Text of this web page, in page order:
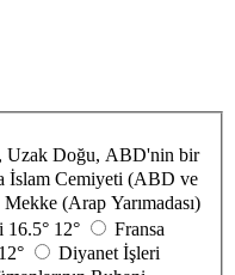
Uzak Doğu, ABD'nin bir
İslam Cemiyeti (ABD ve
(Arap Yarımadası)
16.5° 12°
Fransa
12°
Diyanet İşleri